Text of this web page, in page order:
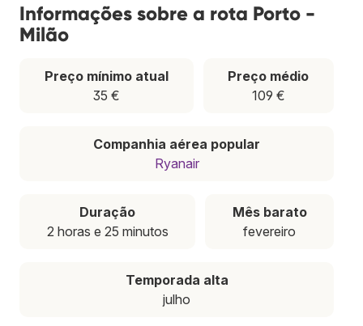
Informações sobre a rota Porto -
Milão
Preço mínimo atual
35 €
Preço médio
109 €
Companhia aérea popular
Ryanair
Duração
2 horas e 25 minutos
Mês barato
fevereiro
Temporada alta
julho